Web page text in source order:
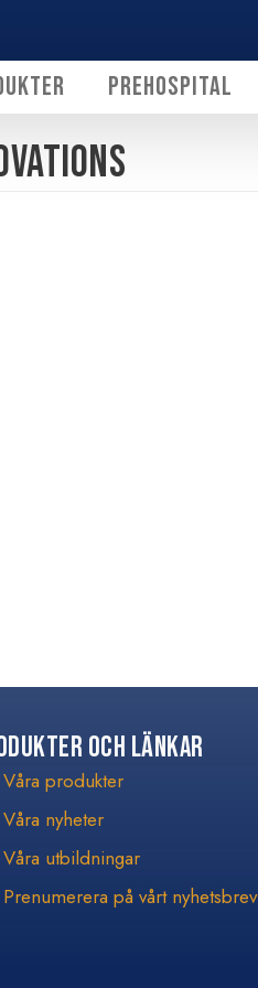
Prehospital
och Länkar
Våra produkter
nyheter
Våra nyheter
utbildningar
Våra utbildningar
på vårt nyhetsbrev
Prenumerera på vårt nyhetsbrev